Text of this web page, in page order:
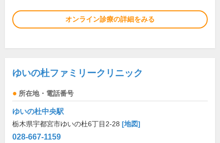
オンライン診療の詳細をみる
ゆいの杜ファミリークリニック
所在地・電話番号
ゆいの杜中央駅
栃木県宇都宮市ゆいの杜6丁目2-28 [地図]
028-667-1159